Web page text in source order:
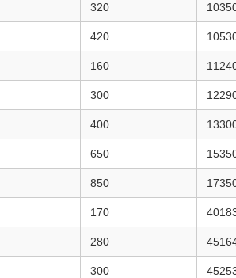
320
420
160
300
400
650
850
170
280
300